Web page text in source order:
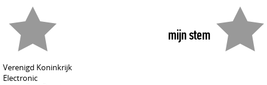
mijn stem
Verenigd Koninkrijk
Electronic